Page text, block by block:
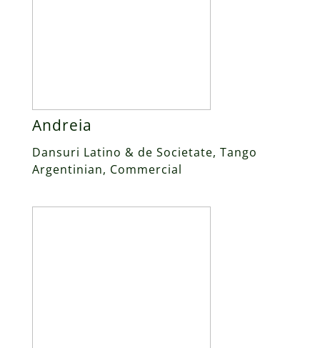
Andreia
Dansuri Latino & de Societate, Tango
Argentinian, Commercial